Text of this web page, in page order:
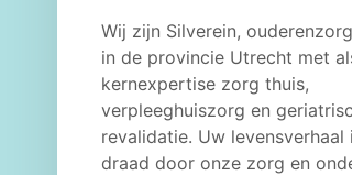
Wij zijn Silverein,
in de provincie Utrecht met
kernexpertise zorg thuis,
verpleeghuiszorg en
revalidatie. Uw levensverhaal
draad door onze zorg en